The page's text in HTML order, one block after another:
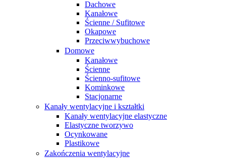
Dachowe
Kanałowe
Ścienne / Sufitowe
Okapowe
Przeciwwybuchowe
Domowe
Kanałowe
Ścienne
Ścienno-sufitowe
Kominkowe
Stacjonarne
Kanały wentylacyjne i kształtki
Kanały wentylacyjne elastyczne
Elastyczne tworzywo
Ocynkowane
Plastikowe
Zakończenia wentylacyjne